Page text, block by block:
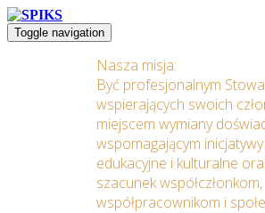
Toggle navigation
Nasza misja:
Być profesjonalnym
wspierających swoich
miejscem wymiany
wspomagającym
edukacyjne i kulturalne
szacunek współczłonkom,
współpracownikom i